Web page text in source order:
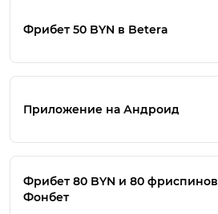
Фрибет 50 BYN в Betera
Приложение на Андроид
Фрибет 80 BYN и 80 фриспинов
Фонбет